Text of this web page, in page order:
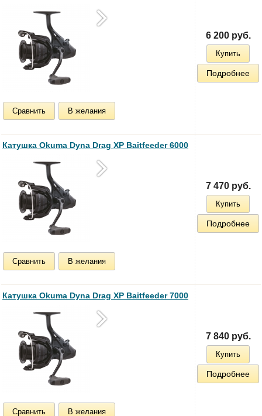
Сравнить В желания
6 200 руб.
Купить
Подробнее
Катушка Okuma Dyna Drag XP Baitfeeder 6000
Сравнить В желания
7 470 руб.
Купить
Подробнее
Катушка Okuma Dyna Drag XP Baitfeeder 7000
Сравнить В желания
7 840 руб.
Купить
Подробнее